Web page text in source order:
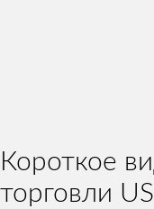
Короткое
торговли